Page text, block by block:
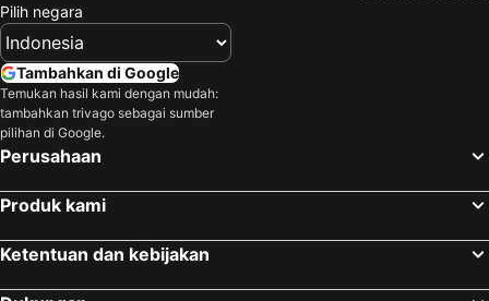
Pilih negara
Tambahkan di Google
Temukan hasil kami dengan mudah:
tambahkan trivago sebagai sumber
pilihan di Google.
Perusahaan
Produk kami
Ketentuan dan kebijakan